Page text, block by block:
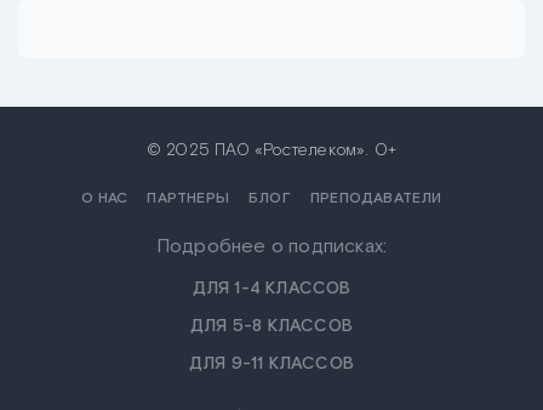
© 2025 ПАО «Ростелеком». 0+
О НАС ПАРТНЕРЫ БЛОГ ПРЕПОДАВАТЕЛИ
Подробнее о подписках:
ДЛЯ 1-4 КЛАССОВ
ДЛЯ 5-8 КЛАССОВ
ДЛЯ 9-11 КЛАССОВ